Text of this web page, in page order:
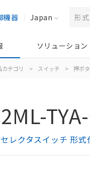
機器 Japan
ソリューション
カテゴリ > スイッチ > 押ボ
レクタスイッチ 形式